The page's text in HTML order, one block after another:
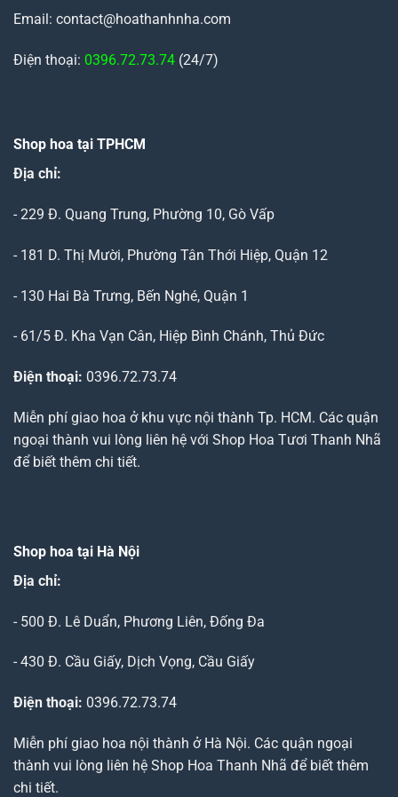
Email: contact@hoathanhnha.com
Điện thoại: 0396.72.73.74 (24/7)
Shop hoa tại TPHCM
Địa chỉ:
- 229 Đ. Quang Trung, Phường 10, Gò Vấp
- 181 D. Thị Mười, Phường Tân Thới Hiệp, Quận 12
- 130 Hai Bà Trưng, Bến Nghé, Quận 1
- 61/5 Đ. Kha Vạn Cân, Hiệp Bình Chánh, Thủ Đức
Điện thoại: 0396.72.73.74
Miễn phí giao hoa ở khu vực nội thành Tp. HCM. Các quận
ngoại thành vui lòng liên hệ với Shop Hoa Tươi Thanh Nhã
để biết thêm chi tiết.
Shop hoa tại Hà Nội
Địa chỉ:
- 500 Đ. Lê Duẩn, Phương Liên, Đống Đa
- 430 Đ. Cầu Giấy, Dịch Vọng, Cầu Giấy
Điện thoại: 0396.72.73.74
Miễn phí giao hoa nội thành ở Hà Nội. Các quận ngoại
thành vui lòng liên hệ Shop Hoa Thanh Nhã để biết thêm
chi tiết.